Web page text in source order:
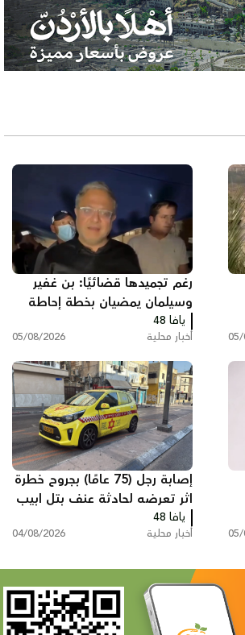
رغم تجميدها قضائيًا: بن غفير
وسيلمان يمضيان بخطة إحاطة
الأسرى بالتماسيح
يافا 48
أخبار محلية 05/08/2026
إصابة رجل (75 عامًا) بجروح خطرة
اثر تعرضه لحادثة عنف بتل ابيب
يافا 48
أخبار محلية 04/08/2026